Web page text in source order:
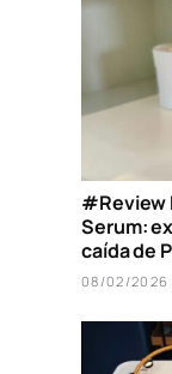
#Review
Serum:
caída de
08/02/2026